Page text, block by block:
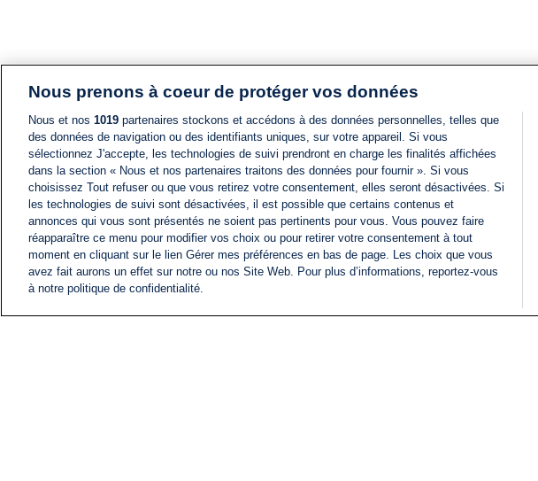
Nous prenons à coeur de protéger vos données
Nous et nos 1019 partenaires stockons et accédons à des données personnelles, telles que
des données de navigation ou des identifiants uniques, sur votre appareil. Si vous
sélectionnez J'accepte, les technologies de suivi prendront en charge les finalités affichées
dans la section « Nous et nos partenaires traitons des données pour fournir ». Si vous
choisissez Tout refuser ou que vous retirez votre consentement, elles seront désactivées. Si
les technologies de suivi sont désactivées, il est possible que certains contenus et
annonces qui vous sont présentés ne soient pas pertinents pour vous. Vous pouvez faire
réapparaître ce menu pour modifier vos choix ou pour retirer votre consentement à tout
moment en cliquant sur le lien Gérer mes préférences en bas de page. Les choix que vous
avez fait aurons un effet sur notre ou nos Site Web. Pour plus d’informations, reportez-vous
à notre politique de confidentialité.